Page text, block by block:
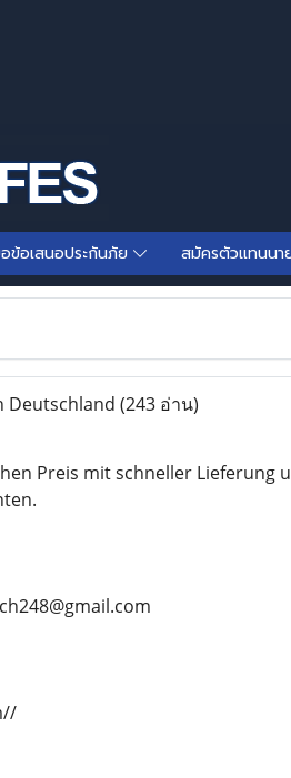
ข้อเสนอประกันภัย สมัครตัวแทนนา
Deutschland (243 อ่าน)
Preis mit schneller Lieferung